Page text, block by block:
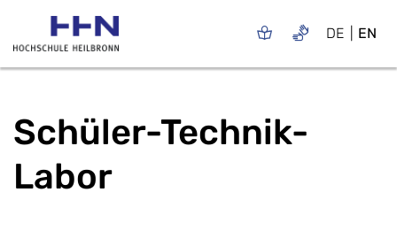
DE EN
Schüler-Technik-
Labor